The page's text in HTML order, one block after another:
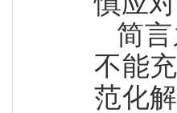
简
不能
范化